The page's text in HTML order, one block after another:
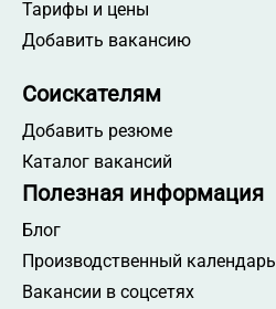
Тарифы и цены
Добавить вакансию
Соискателям
Добавить резюме
Каталог вакансий
Полезная информация
Блог
Производственный календарь
Вакансии в соцсетях